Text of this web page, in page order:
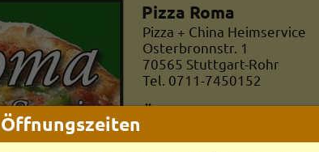
Öffnungszeiten
Pizza Roma
Pizza + China Heimservice
Osterbronnstr. 1
70565 Stuttgart-Rohr
Tel. 0711-7450152
Öffnungszeiten
Di:
Ruhetag